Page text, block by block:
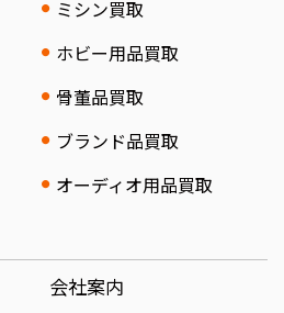
ミシン買取
ホビー用品買取
骨董品買取
ブランド品買取
オーディオ用品買取
会社案内